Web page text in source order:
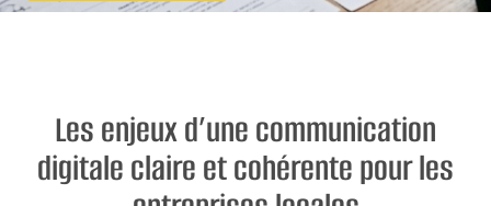
Les enjeux d’une communication
digitale claire et cohérente pour les